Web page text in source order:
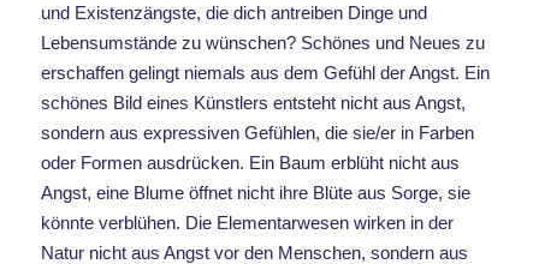
und Existenzängste, die dich antreiben Dinge und
Lebensumstände zu wünschen? Schönes und Neues zu
erschaffen gelingt niemals aus dem Gefühl der Angst. Ein
schönes Bild eines Künstlers entsteht nicht aus Angst,
sondern aus expressiven Gefühlen, die sie/er in Farben
oder Formen ausdrücken. Ein Baum erblüht nicht aus
Angst, eine Blume öffnet nicht ihre Blüte aus Sorge, sie
könnte verblühen. Die Elementarwesen wirken in der
Natur nicht aus Angst vor den Menschen, sondern aus